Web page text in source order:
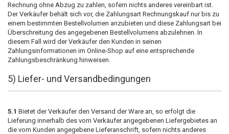
Rechnung ohne Abzug zu zahlen, sofern nichts anderes vereinbart ist.
Der Verkäufer behält sich vor, die Zahlungsart Rechnungskauf nur bis zu
einem bestimmten Bestellvolumen anzubieten und diese Zahlungsart bei
Überschreitung des angegebenen Bestellvolumens abzulehnen. In
diesem Fall wird der Verkäufer den Kunden in seinen
Zahlungsinformationen im Online-Shop auf eine entsprechende
Zahlungsbeschränkung hinweisen.
5) Liefer- und Versandbedingungen
5.1 Bietet der Verkäufer den Versand der Ware an, so erfolgt die
Lieferung innerhalb des vom Verkäufer angegebenen Liefergebietes an
die vom Kunden angegebene Lieferanschrift, sofern nichts anderes